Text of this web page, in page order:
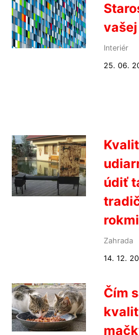
Interiér
25. 06.
údiť
rokmi
Zahrada
14. 12.
Čím